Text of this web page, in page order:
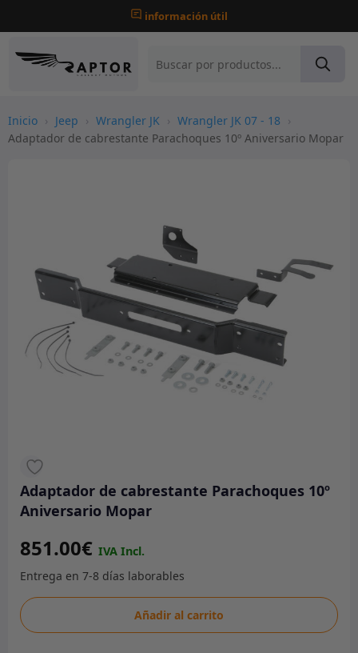
información útil
Inicio › Jeep › Wrangler JK › Wrangler JK 07 - 18 ›
Adaptador de cabrestante Parachoques 10º Aniversario Mopar
Adaptador de cabrestante Parachoques 10º
Aniversario Mopar
851.00€
Adaptador
de
Añadir al carrito